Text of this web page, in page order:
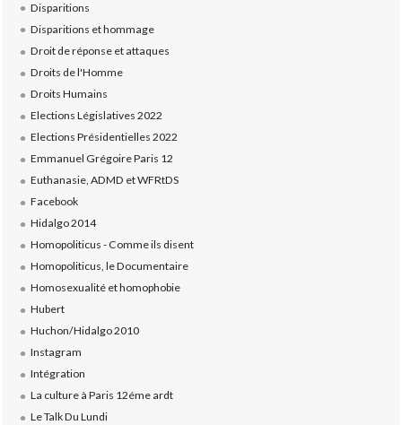
Disparitions
Disparitions et hommage
Droit de réponse et attaques
Droits de l'Homme
Droits Humains
Elections Législatives 2022
Elections Présidentielles 2022
Emmanuel Grégoire Paris 12
Euthanasie, ADMD et WFRtDS
Facebook
Hidalgo 2014
Homopoliticus - Comme ils disent
Homopoliticus, le Documentaire
Homosexualité et homophobie
Hubert
Huchon/Hidalgo 2010
Instagram
Intégration
La culture à Paris 12éme ardt
Le Talk Du Lundi